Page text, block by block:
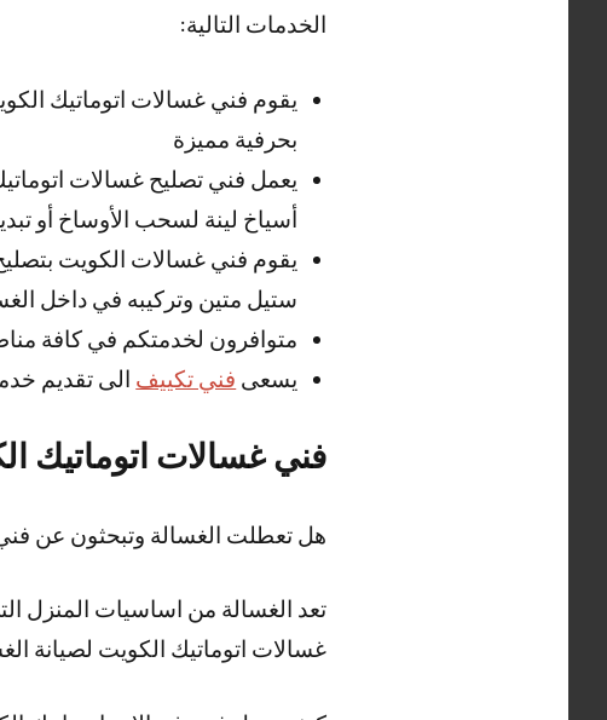
الخدمات التالية:
يقوم فني غسالات اتوماتيك
بحرفية مميزة
يعمل فني تصليح غسالات
أسياخ لينة لسحب الأوساخ أو
يقوم فني غسالات الكويت
ستيل متين وتركيبه في داخل
متوافرون لخدمتكم في كافة
يسعى فني تكييف الى تقديم
فني غسالات اتوماتيك
هل تعطلت الغسالة وتبحثون عن
تعد الغسالة من اساسيات المنزل
غسالات اتوماتيك الكويت لصيانة